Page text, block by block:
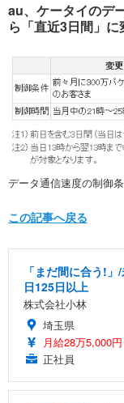
音楽
ショッピング
ペット
プッシュ通知の停
au、ケータイのデ
ら「直近3日間」
データ通信速度の制御
この記事へ戻る
「まだ間に合う!
日125日以上
株式会社小林
埼玉県
月給28万5,000
正社員